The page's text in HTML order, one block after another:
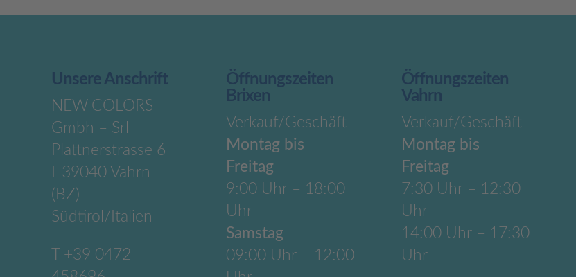
Unsere Anschrift
NEW COLORS
Gmbh – Srl
Plattnerstrasse 6
I-39040 Vahrn
(BZ)
Südtirol/Italien
+39 0472
Öffnungszeiten
Brixen
Verkauf/Geschäft
Montag bis
Freitag
9:00 Uhr – 18:00
Uhr
Samstag
09:00 Uhr – 12:00
Öffnungszeiten
Vahrn
Verkauf/Geschäft
Montag bis
Freitag
7:30 Uhr – 12:30
Uhr
14:00 Uhr – 17:30
Uhr